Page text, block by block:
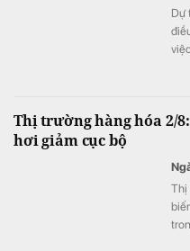
Dự
Thị trường hàng hóa 2/
hơi giảm cục bộ
Thị